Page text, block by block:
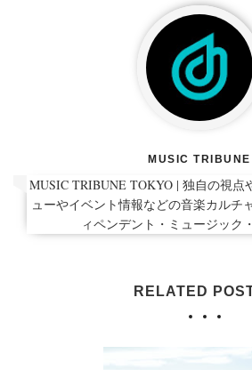
MUSIC TRIBUNE
MUSIC TRIBUNE TOKYO | 独自の視点
ューやイベント情報などの音楽カルチ
ィペンデント・ミュージック
RELATED